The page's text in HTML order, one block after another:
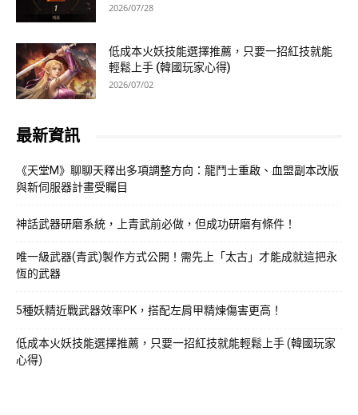
2026/07/28
低成本火妖技能選擇推薦，只要一招紅技就能
輕鬆上手 (韓國玩家心得)
2026/07/02
最新資訊
《天堂M》聊聊天釋出多項調整方向：龍鬥士重啟、血盟副本改版
與新伺服器計畫受矚目
神話武器研磨系統，上青武前必做，但成功研磨有條件！
唯一級武器(青武)製作方式公開！需先上「太古」才能成就這把永
恆的武器
5種妖精近戰武器效率PK，搭配左肩甲精煉傷害更高！
低成本火妖技能選擇推薦，只要一招紅技就能輕鬆上手 (韓國玩家
心得)